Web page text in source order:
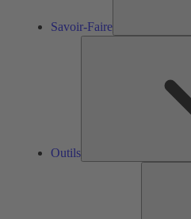
Savoir-Faire
Outils